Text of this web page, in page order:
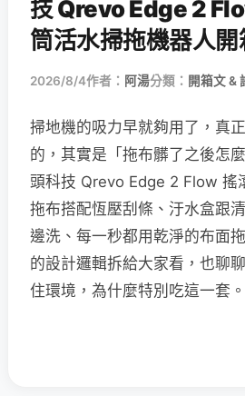
技 Qrevo Edge 2
筒活水掃拖機器人開
2026/8/4作者： 阿湯分類： 開箱文 &
掃地機的吸力早就夠用了，真
的，其實是「拖布髒了之後怎
頭科技 Qrevo Edge 2 Flow 搖
拖布搭配恆壓刮條、汙水盒跟
邊洗、每一秒都用乾淨的布面
的設計邏輯拆給大家看，也聊
住環境，為什麼特別吃這一套。